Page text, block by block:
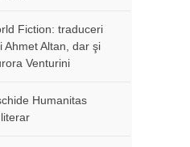
Fiction: traduceri
Ahmet Altan, dar şi
Venturini
Humanitas